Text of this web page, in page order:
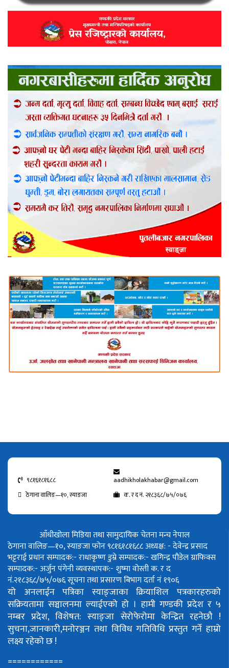
९८१६१८१६८८
aadhikholakhabar@gmail.com
ठेगाना वालिङ—१०, स्याङजा
क. र द नं. २१८३६८/७५/०७६
आँधीखोला मिडिया तथा सामुदायिक चेतना मन्च नेपाल
ठेगाना वालिङ—१०, स्याङजा फोन ९८१६१८१६८८अध्यक्ष: - देवेन्द्र प्रसाद
भट्टराईप्रधान सम्पादक:- राधाकृष्ण डुम्रेसम्पादक:- खगिन्द्र पौडेलग्राफिक्स
सम्पादक:- अर्जुन पंगेनीव्यवस्थापक:- शुष्मा वोस्तीक. र द
नं.२१८३६८/७५/०७६सूचना तथा प्रसारण बिभाग दर्ता नं १९०६
यो अनलाईन पत्रिका स्याङ्जाका क्रियाशिल पत्रकारहरुको
सक्रियतामा सञ्चालनमा ल्याईएको हो । हामी गण्डकी प्रदेश र ५
नम्बर प्रदेश, विशेषत: स्याङ्जा सेरोफेरोमा केन्द्रित रहनेछौ !
सुचना,जानकारी,मनोरञ्जन तथा विविध गतिविधि प्रस्तुत गर्ने हाम्रो
लक्ष्य रहेको छ !
============